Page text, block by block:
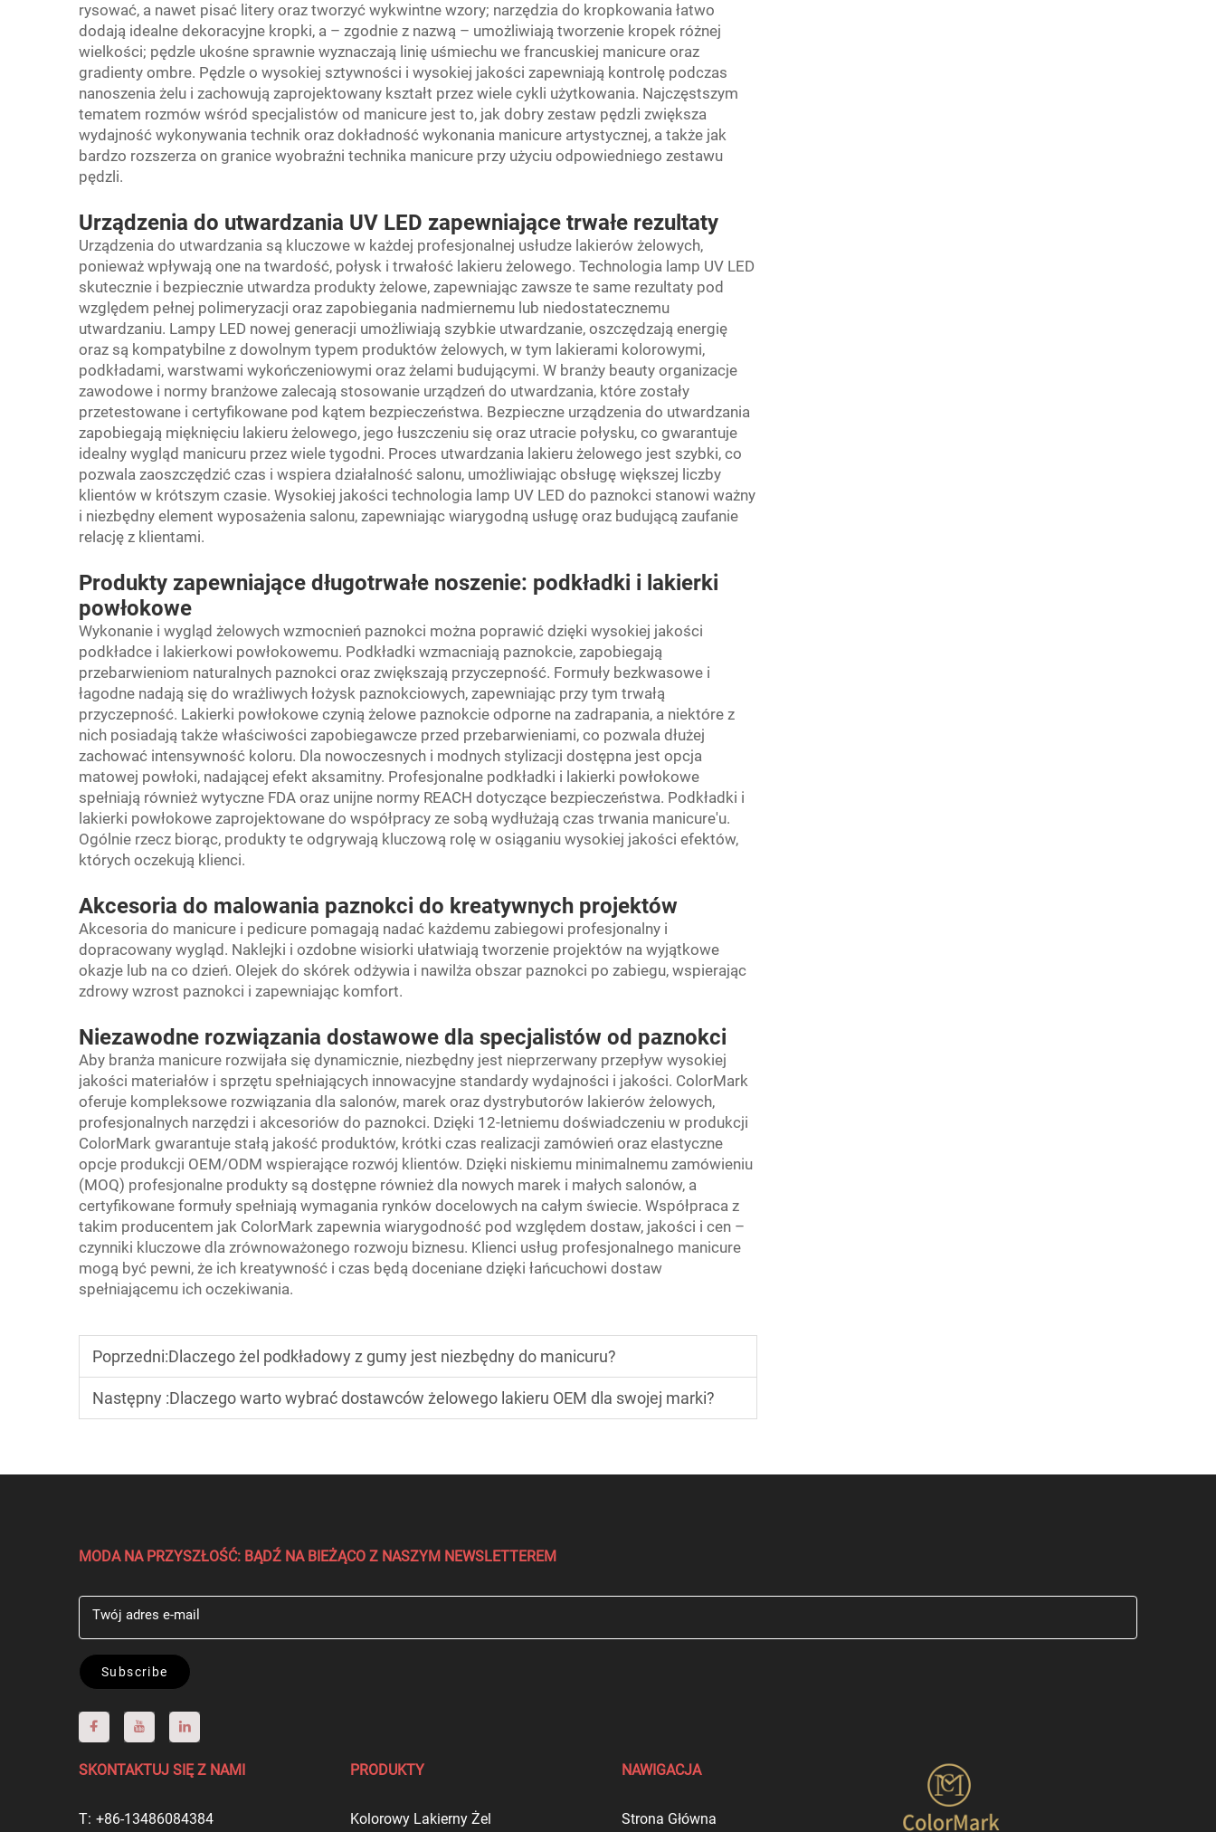
rysować, a nawet pisać litery oraz tworzyć wykwintne wzory; narzędzia do kropkowania łatwo
dodają idealne dekoracyjne kropki, a – zgodnie z nazwą – umożliwiają tworzenie kropek różnej
wielkości; pędzle ukośne sprawnie wyznaczają linię uśmiechu we francuskiej manicure oraz
gradienty ombre. Pędzle o wysokiej sztywności i wysokiej jakości zapewniają kontrolę podczas
nanoszenia żelu i zachowują zaprojektowany kształt przez wiele cykli użytkowania. Najczęstszym
tematem rozmów wśród specjalistów od manicure jest to, jak dobry zestaw pędzli zwiększa
wydajność wykonywania technik oraz dokładność wykonania manicure artystycznej, a także jak
bardzo rozszerza on granice wyobraźni technika manicure przy użyciu odpowiedniego zestawu
pędzli.
Urządzenia do utwardzania UV LED zapewniające trwałe rezultaty
Urządzenia do utwardzania są kluczowe w każdej profesjonalnej usłudze lakierów żelowych,
ponieważ wpływają one na twardość, połysk i trwałość lakieru żelowego. Technologia lamp UV LED
skutecznie i bezpiecznie utwardza produkty żelowe, zapewniając zawsze te same rezultaty pod
względem pełnej polimeryzacji oraz zapobiegania nadmiernemu lub niedostatecznemu
utwardzaniu. Lampy LED nowej generacji umożliwiają szybkie utwardzanie, oszczędzają energię
oraz są kompatybilne z dowolnym typem produktów żelowych, w tym lakierami kolorowymi,
podkładami, warstwami wykończeniowymi oraz żelami budującymi. W branży beauty organizacje
zawodowe i normy branżowe zalecają stosowanie urządzeń do utwardzania, które zostały
przetestowane i certyfikowane pod kątem bezpieczeństwa. Bezpieczne urządzenia do utwardzania
zapobiegają mięknięciu lakieru żelowego, jego łuszczeniu się oraz utracie połysku, co gwarantuje
idealny wygląd manicuru przez wiele tygodni. Proces utwardzania lakieru żelowego jest szybki, co
pozwala zaoszczędzić czas i wspiera działalność salonu, umożliwiając obsługę większej liczby
klientów w krótszym czasie. Wysokiej jakości technologia lamp UV LED do paznokci stanowi ważny
i niezbędny element wyposażenia salonu, zapewniając wiarygodną usługę oraz budującą zaufanie
relację z klientami.
Produkty zapewniające długotrwałe noszenie: podkładki i lakierki
powłokowe
Wykonanie i wygląd żelowych wzmocnień paznokci można poprawić dzięki wysokiej jakości
podkładce i lakierkowi powłokowemu. Podkładki wzmacniają paznokcie, zapobiegają
przebarwieniom naturalnych paznokci oraz zwiększają przyczepność. Formuły bezkwasowe i
łagodne nadają się do wrażliwych łożysk paznokciowych, zapewniając przy tym trwałą
przyczepność. Lakierki powłokowe czynią żelowe paznokcie odporne na zadrapania, a niektóre z
nich posiadają także właściwości zapobiegawcze przed przebarwieniami, co pozwala dłużej
zachować intensywność koloru. Dla nowoczesnych i modnych stylizacji dostępna jest opcja
matowej powłoki, nadającej efekt aksamitny. Profesjonalne podkładki i lakierki powłokowe
spełniają również wytyczne FDA oraz unijne normy REACH dotyczące bezpieczeństwa. Podkładki i
lakierki powłokowe zaprojektowane do współpracy ze sobą wydłużają czas trwania manicure'u.
Ogólnie rzecz biorąc, produkty te odgrywają kluczową rolę w osiąganiu wysokiej jakości efektów,
których oczekują klienci.
Akcesoria do malowania paznokci do kreatywnych projektów
Akcesoria do manicure i pedicure pomagają nadać każdemu zabiegowi profesjonalny i
dopracowany wygląd. Naklejki i ozdobne wisiorki ułatwiają tworzenie projektów na wyjątkowe
okazje lub na co dzień. Olejek do skórek odżywia i nawilża obszar paznokci po zabiegu, wspierając
zdrowy wzrost paznokci i zapewniając komfort.
Niezawodne rozwiązania dostawowe dla specjalistów od paznokci
Aby branża manicure rozwijała się dynamicznie, niezbędny jest nieprzerwany przepływ wysokiej
jakości materiałów i sprzętu spełniających innowacyjne standardy wydajności i jakości. ColorMark
oferuje kompleksowe rozwiązania dla salonów, marek oraz dystrybutorów lakierów żelowych,
profesjonalnych narzędzi i akcesoriów do paznokci. Dzięki 12-letniemu doświadczeniu w produkcji
ColorMark gwarantuje stałą jakość produktów, krótki czas realizacji zamówień oraz elastyczne
opcje produkcji OEM/ODM wspierające rozwój klientów. Dzięki niskiemu minimalnemu zamówieniu
(MOQ) profesjonalne produkty są dostępne również dla nowych marek i małych salonów, a
certyfikowane formuły spełniają wymagania rynków docelowych na całym świecie. Współpraca z
takim producentem jak ColorMark zapewnia wiarygodność pod względem dostaw, jakości i cen –
czynniki kluczowe dla zrównoważonego rozwoju biznesu. Klienci usług profesjonalnego manicure
mogą być pewni, że ich kreatywność i czas będą doceniane dzięki łańcuchowi dostaw
spełniającemu ich oczekiwania.
Poprzedni:Dlaczego żel podkładowy z gumy jest niezbędny do manicuru?
Następny :Dlaczego warto wybrać dostawców żelowego lakieru OEM dla swojej marki?
MODA NA PRZYSZŁOŚĆ: BĄDŹ NA BIEŻĄCO Z NASZYM NEWSLETTEREM
Twój adres e-mail
Subscribe
SKONTAKTUJ SIĘ Z NAMI
T: +86-13486084384
PRODUKTY
Kolorowy Lakierny Żel
NAWIGACJA
Strona Główna